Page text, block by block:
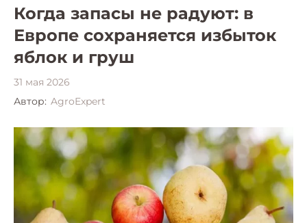
Когда запасы не радуют: в
Европе сохраняется избыток
яблок и груш
31 мая 2026
Автор: AgroExpert